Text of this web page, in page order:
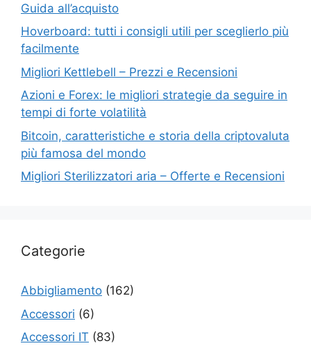
Guida all’acquisto
Hoverboard: tutti i consigli utili per sceglierlo più
facilmente
Migliori Kettlebell – Prezzi e Recensioni
Azioni e Forex: le migliori strategie da seguire in
tempi di forte volatilità
Bitcoin, caratteristiche e storia della criptovaluta
più famosa del mondo
Migliori Sterilizzatori aria – Offerte e Recensioni
Categorie
Abbigliamento (162)
Accessori (6)
Accessori IT (83)